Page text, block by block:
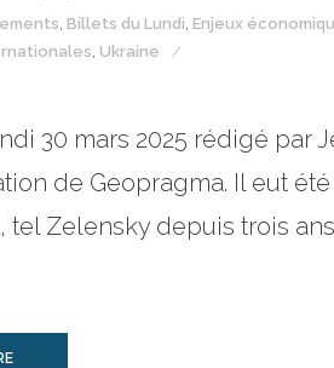
Billets du Lundi Enjeux
Ukraine
30 mars 2025 rédigé par
de Geopragma. Il eut
tel Zelensky depuis trois